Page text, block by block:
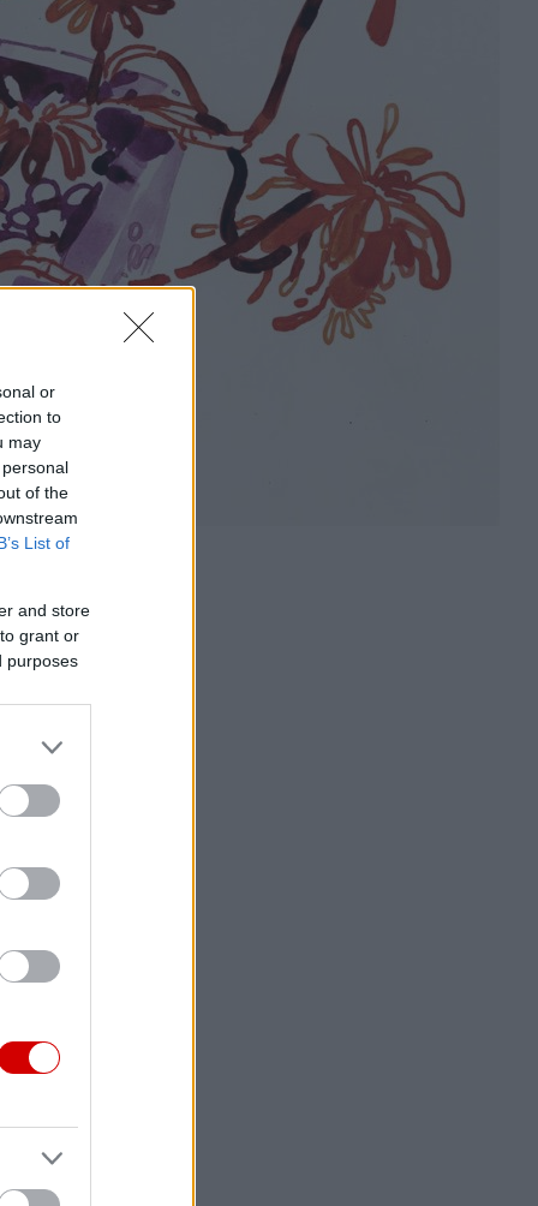
or
to
may
of the
List of
and store
grant or
purposes